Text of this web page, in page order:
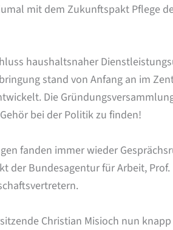
mit dem Zukunftspakt Pflege
haushaltsnaher
stand von Anfang an im
Die
bei der Politik zu finden!
fanden immer wieder
der Bundesagentur für Arbeit,
Christian Misioch nun